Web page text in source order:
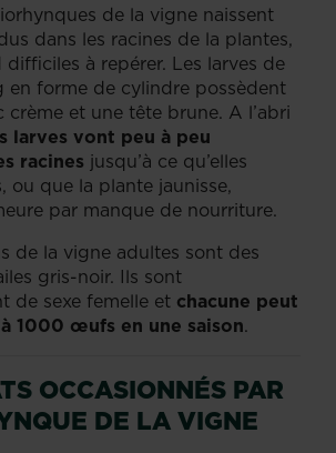
de la vigne naissent
dans les racines de la plantes,
à repérer. Les larves de
en forme de cylindre possèdent
crème et une tête brune. A l’abri
larves vont peu à peu
racines jusqu’à ce qu’elles
ou que la plante jaunisse,
par manque de nourriture.
de la vigne adultes sont des
gris-noir. Ils sont
de sexe femelle et chacune peut
1000 œufs en une saison.
OCCASIONNÉS PAR
DE LA VIGNE